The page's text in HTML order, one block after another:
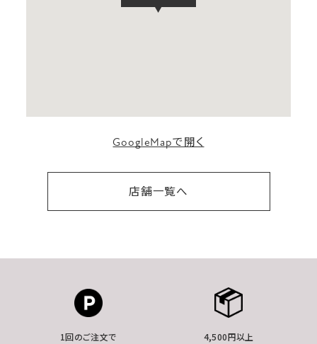
GoogleMapで開く
店舗一覧へ
1回のご注文で
4,500円以上